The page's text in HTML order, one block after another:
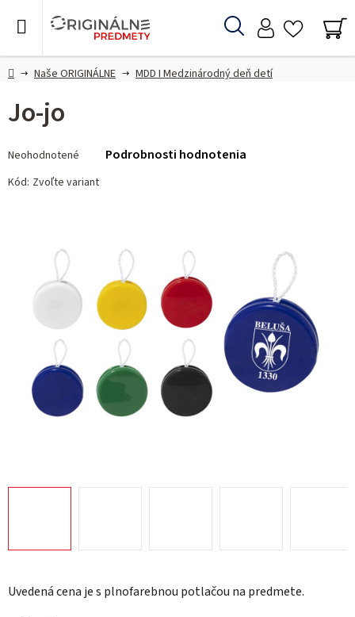
Hľadať
DomovNaše ORIGINÁLNE MDD I Medzinárodný deň detí
Uvedená cena je s plnofarebnou potlačou na predmete.
Jo-jo
hodnotenie
produktu
hviezdičiek.
Neohodnotené Podrobnosti hodnotenia
Kód: Zvoľte variant